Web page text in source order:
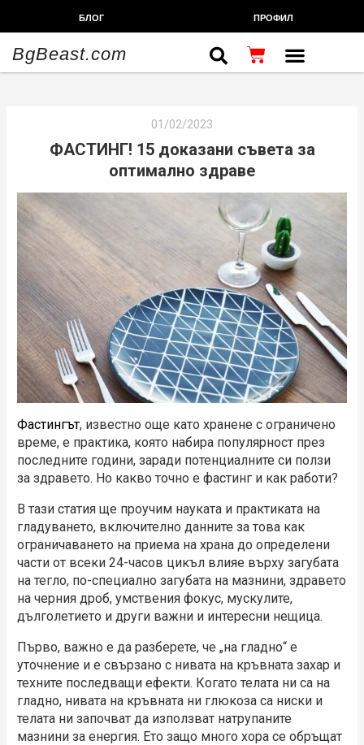
БЛОГ ПРОФИЛ
BgBeast.com Cart
01/02/2023
ФАСТИНГ! 15 доказани съвета за
оптимално здраве
Фастингът, известно още като хранене с ограничено
време, е практика, която набира популярност през
последните години, заради потенциалните си ползи
за здравето. Но какво точно е фастинг и как работи?
В тази статия ще проучим науката и практиката на
гладуването, включително данните за това как
ограничаването на приема на храна до определени
части от всеки 24-часов цикъл влияе върху загубата
на тегло, по-специално загубата на мазнини, здравето
на черния дроб, умствения фокус, мускулите,
дълголетието и други важни и интересни нещица.
Първо, важно е да разберете, че „на гладно“ е
уточнение и е свързано с нивата на кръвната захар и
техните последващи ефекти. Когато телата ни са на
гладно, нивата на кръвната ни глюкоза са ниски и
телата ни започват да използват натрупаните
мазнини за енергия. Ето защо много хора се обръщат